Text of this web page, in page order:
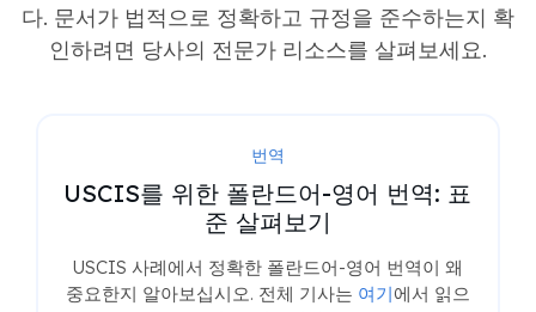
다. 문서가 법적으로 정확하고 규정을 준수하는지 확
인하려면 당사의 전문가 리소스를 살펴보세요.
번역
USCIS를 위한 폴란드어-영어 번역: 표
준 살펴보기
USCIS 사례에서 정확한 폴란드어-영어 번역이 왜
중요한지 알아보십시오. 전체 기사는 여기에서 읽으